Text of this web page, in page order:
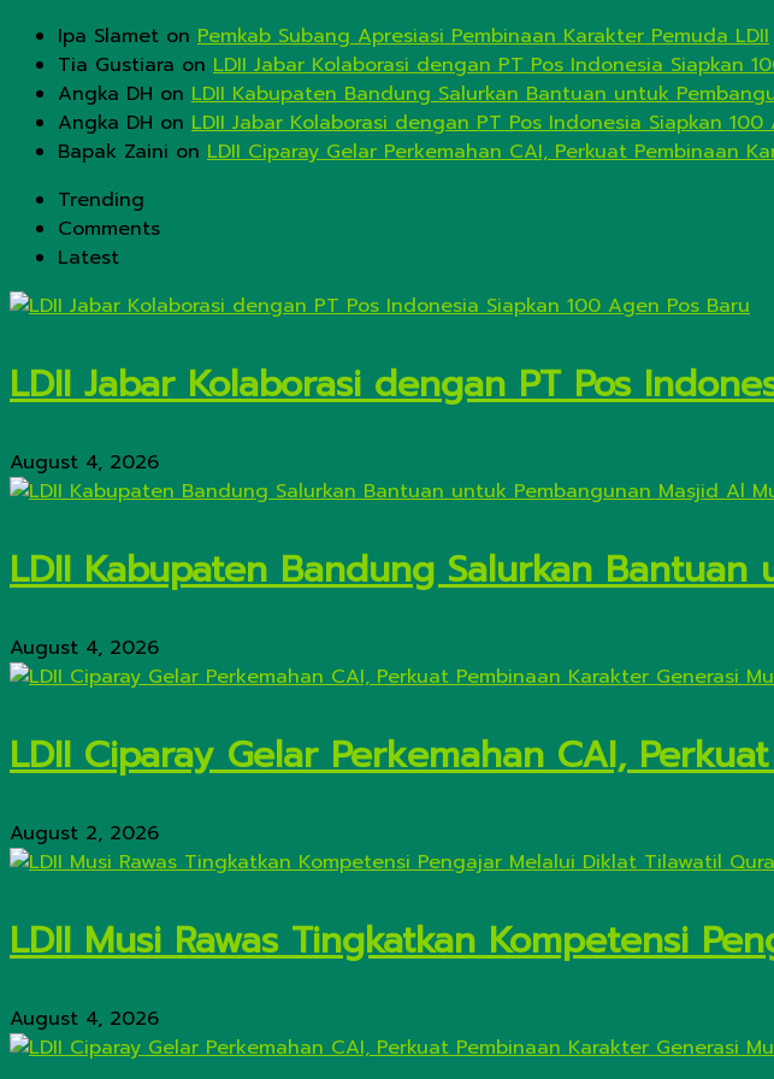
Ipa Slamet on Pemkab Subang Apresiasi Pembinaan Karakter Pemuda LDII
Tia Gustiara on LDII Jabar Kolaborasi dengan PT Pos Indonesia Siapkan
Angka DH on LDII Kabupaten Bandung Salurkan Bantuan untuk
Angka DH on LDII Jabar Kolaborasi dengan PT Pos Indonesia Siapkan 100
Bapak Zaini on LDII Ciparay Gelar Perkemahan CAI, Perkuat Pembinaan
Trending
Comments
Latest
LDII Jabar Kolaborasi dengan PT Pos
August 4, 2026
LDII Kabupaten Bandung Salurkan
August 4, 2026
LDII Ciparay Gelar Perkemahan CAI,
August 2, 2026
LDII Musi Rawas Tingkatkan Kompetensi
August 4, 2026